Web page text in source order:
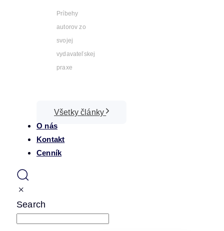
Príbehy
autorov zo
svojej
vydavateľskej
praxe
Všetky články
O nás
Kontakt
Cenník
Search